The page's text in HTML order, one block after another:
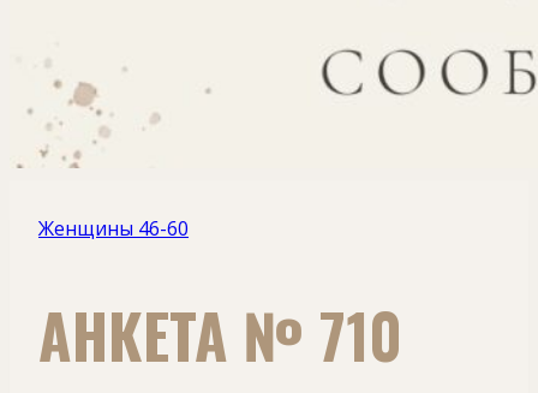
Женщины 46-60
АНКЕТА № 710